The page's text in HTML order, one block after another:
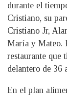
durante el
Cristiano, su
Cristiano Jr,
María y Mateo.
restaurante que
delantero de 36
En el plan